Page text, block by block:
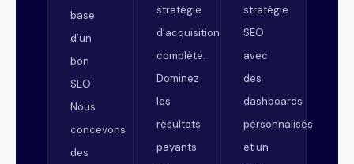
base
d’un
bon
SEO.
Nous
concevons
des
stratégie
d’acquisition
complète.
Dominez
les
résultats
payants
stratégie
SEO
avec
des
dashboards
personnalisés
et un